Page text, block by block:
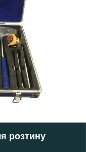
розтину